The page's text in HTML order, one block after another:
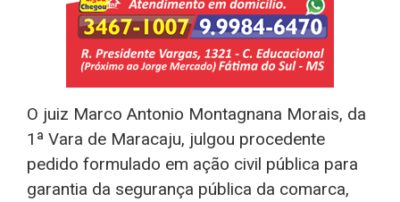
O juiz Marco Antonio Montagnana Morais, da
1ª Vara de Maracaju, julgou procedente
pedido formulado em ação civil pública para
garantia da segurança pública da comarca,